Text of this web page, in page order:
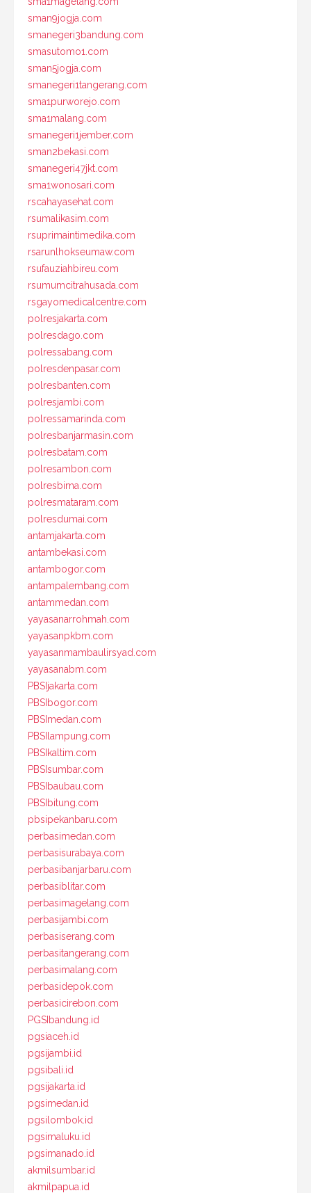
sman9jogja.com
smanegeri3bandung.com
smasutomo1.com
sman5jogja.com
smanegeri1tangerang.com
sma1purworejo.com
sma1malang.com
smanegeri1jember.com
sman2bekasi.com
smanegeri47jkt.com
sma1wonosari.com
rscahayasehat.com
rsumalikasim.com
rsuprimaintimedika.com
rsarunlhokseumaw.com
rsufauziahbireu.com
rsumumcitrahusada.com
rsgayomedicalcentre.com
polresjakarta.com
polresdago.com
polressabang.com
polresdenpasar.com
polresbanten.com
polresjambi.com
polressamarinda.com
polresbanjarmasin.com
polresbatam.com
polresambon.com
polresbima.com
polresmataram.com
polresdumai.com
antamjakarta.com
antambekasi.com
antambogor.com
antampalembang.com
antammedan.com
yayasanarrohmah.com
yayasanpkbm.com
yayasanmambaulirsyad.com
yayasanabm.com
PBSIjakarta.com
PBSIbogor.com
PBSImedan.com
PBSIlampung.com
PBSIkaltim.com
PBSIsumbar.com
PBSIbaubau.com
PBSIbitung.com
pbsipekanbaru.com
perbasimedan.com
perbasisurabaya.com
perbasibanjarbaru.com
perbasiblitar.com
perbasimagelang.com
perbasijambi.com
perbasiserang.com
perbasitangerang.com
perbasimalang.com
perbasidepok.com
perbasicirebon.com
PGSIbandung.id
pgsiaceh.id
pgsijambi.id
pgsibali.id
pgsijakarta.id
pgsimedan.id
pgsilombok.id
pgsimaluku.id
pgsimanado.id
akmilsumbar.id
akmilpapua.id